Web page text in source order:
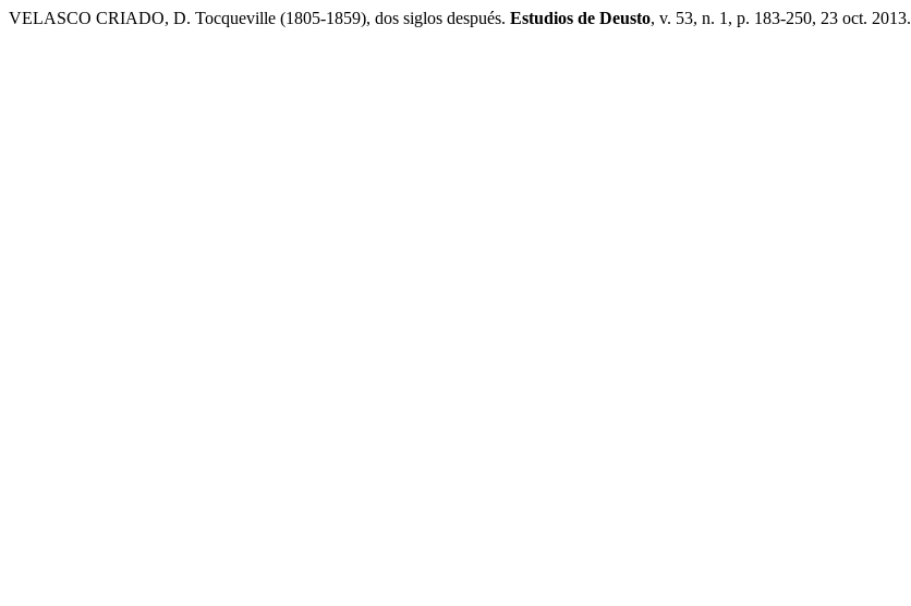
VELASCO CRIADO, D. Tocqueville (1805-1859), dos siglos después. Estudios de Deusto, v. 53, n. 1, p. 183-250, 23 oct. 2013.